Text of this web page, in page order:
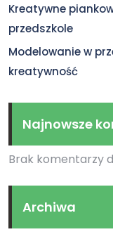
Kreatywne
przedszkole
Modelowanie w
kreatywność
Najnowsze
Brak komentarzy
Archiwa